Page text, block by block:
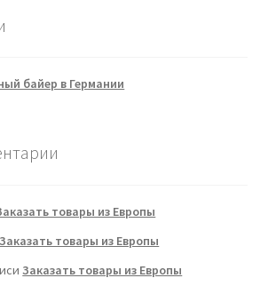
байер в Германии
товары из Европы
Заказать товары из Европы
Заказать товары из Европы